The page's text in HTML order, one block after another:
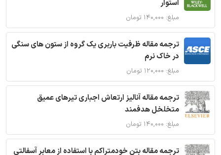
استوار
مبلغ: ۱۴۰,۰۰۰ تومان
ترجمه مقاله ظرفیت باربری یک گروه از ستون های سنگی
در خاک نرم
مبلغ: ۱۲۰,۰۰۰ تومان
ترجمه مقاله آنالیز ارتعاش اجباری تیرهای عمیق
متخلخل هدفمند
مبلغ: ۱۴۰,۰۰۰ تومان
ترجمه مقاله بتن خودمتراکم با استفاده از معابر آسفالتی